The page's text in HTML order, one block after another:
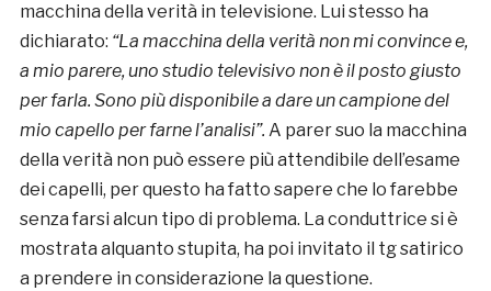
macchina della verità in televisione. Lui stesso ha
dichiarato: “La macchina della verità non mi convince e,
a mio parere, uno studio televisivo non è il posto giusto
per farla. Sono più disponibile a dare un campione del
mio capello per farne l’analisi”. A parer suo la macchina
della verità non può essere più attendibile dell’esame
dei capelli, per questo ha fatto sapere che lo farebbe
senza farsi alcun tipo di problema. La conduttrice si è
mostrata alquanto stupita, ha poi invitato il tg satirico
a prendere in considerazione la questione.